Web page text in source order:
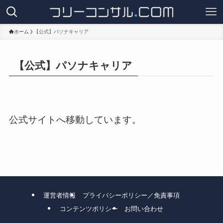
ホーム 【公式】パソナキャリア
【公式】パソナキャリア
公式サイトへ移動しています。
運営者情報
プライバシーポリシー／免責事項
コンテンツポリシー
お問い合わせ